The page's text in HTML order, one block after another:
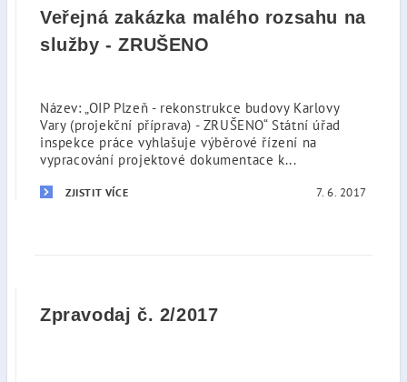
Veřejná zakázka malého rozsahu na
služby - ZRUŠENO
Název: „OIP Plzeň - rekonstrukce budovy Karlovy
Vary (projekční příprava) - ZRUŠENO“ Státní úřad
inspekce práce vyhlašuje výběrové řízení na
vypracování projektové dokumentace k...
ZJISTIT VÍCE 7. 6. 2017
Zpravodaj č. 2/2017